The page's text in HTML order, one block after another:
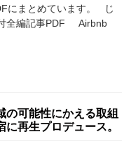
にまとめています。 じ
全編記事PDF Airbnb
の可能性にかえる取組
に再生プロデュース。